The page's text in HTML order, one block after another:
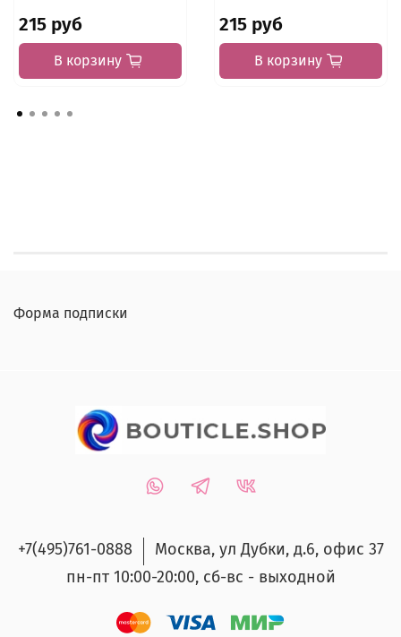
215 руб
В корзину
215 руб
В корзину
Форма подписки
+7(495)761-0888
Москва, ул Дубки, д.6, офис 37
пн-пт 10:00-20:00, сб-вс - выходной